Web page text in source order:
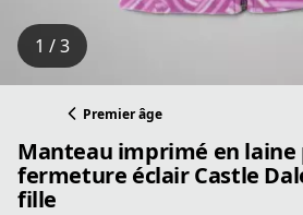
1 / 3
Premier âge
Manteau imprimé en laine
fermeture éclair Castle
fille